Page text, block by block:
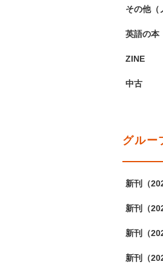
その他（
英語の本
ZINE
中古
グルー
新刊（
新刊（
新刊（
新刊（